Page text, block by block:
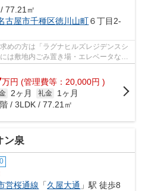
77.21㎡
古屋市千種区徳川山町６丁目2-
めの方は「ラグナヒルズレジデンスシ
は敷地内ごみ置き場・エレベータなど
万円 (管理費等：20,000円 )
2ヶ月 礼金
1ヶ月
/ 3LDK / 77.21㎡
ン泉
営桜通線 「久屋大通 」駅 徒歩8